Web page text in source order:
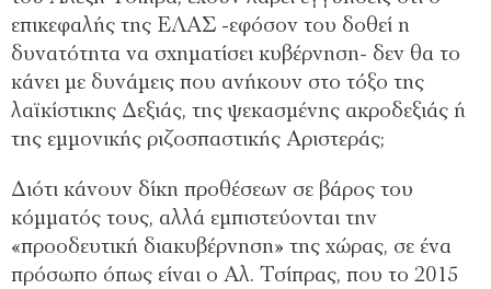
επικεφαλής της ΕΛΑΣ -εφόσον του δοθεί η
δυνατότητα να σχηματίσει κυβέρνηση- δεν θα το
κάνει με δυνάμεις που ανήκουν στο τόξο της
λαϊκίστικης Δεξιάς, της ψεκασμένης ακροδεξιάς ή
της εμμονικής ριζοσπαστικής Αριστεράς;
Διότι κάνουν δίκη προθέσεων σε βάρος του
κόμματός τους, αλλά εμπιστεύονται την
«προοδευτική διακυβέρνηση» της χώρας, σε ένα
πρόσωπο όπως είναι ο Αλ. Τσίπρας, που το 2015